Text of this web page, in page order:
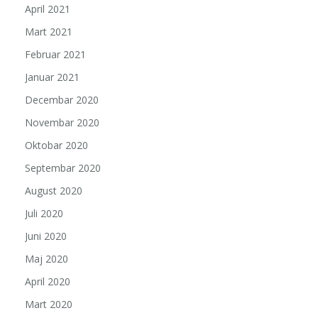
April 2021
Mart 2021
Februar 2021
Januar 2021
Decembar 2020
Novembar 2020
Oktobar 2020
Septembar 2020
August 2020
Juli 2020
Juni 2020
Maj 2020
April 2020
Mart 2020